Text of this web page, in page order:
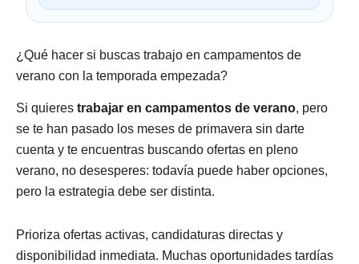
¿Qué hacer si buscas trabajo en campamentos de
verano con la temporada empezada?
Si quieres trabajar en campamentos de verano, pero
se te han pasado los meses de primavera sin darte
cuenta y te encuentras buscando ofertas en pleno
verano, no desesperes: todavía puede haber opciones,
pero la estrategia debe ser distinta.
Prioriza ofertas activas, candidaturas directas y
disponibilidad inmediata. Muchas oportunidades tardías